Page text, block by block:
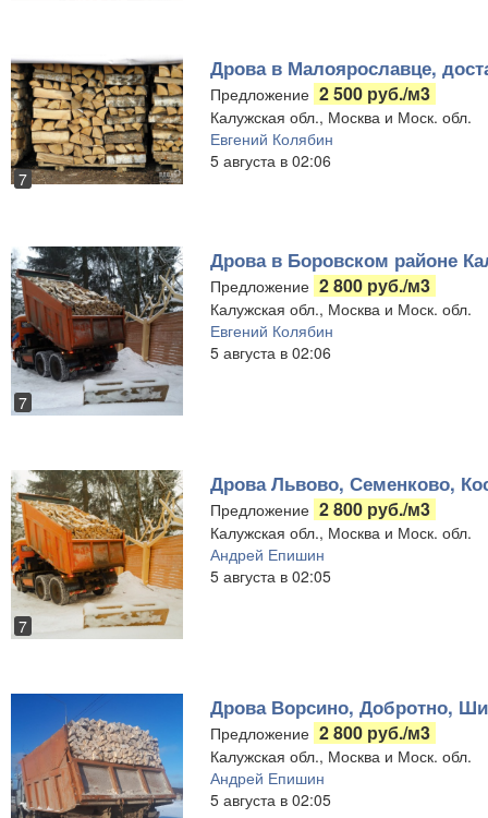
7
Дрова в Малоярославце,
Предложение 2 500 руб./м3
Калужская обл., Москва и Моск. обл.
Евгений Колябин
5 августа в 02:06
7
Дрова в Боровском районе
Предложение 2 800 руб./м3
Калужская обл., Москва и Моск. обл.
Евгений Колябин
5 августа в 02:06
7
Дрова Львово, Семенково,
Предложение 2 800 руб./м3
Калужская обл., Москва и Моск. обл.
Андрей Епишин
5 августа в 02:05
Дрова Ворсино, Добротно,
Предложение 2 800 руб./м3
Калужская обл., Москва и Моск. обл.
Андрей Епишин
5 августа в 02:05